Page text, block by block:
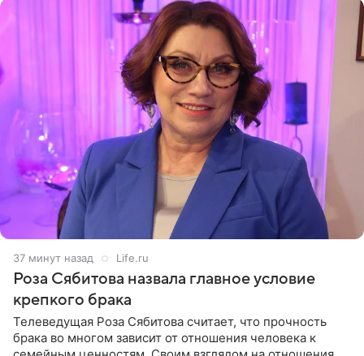
37 минут назад Life.ru
Роза Сябитова назвала главное условие
крепкого брака
Телеведущая Роза Сябитова считает, что прочность
брака во многом зависит от отношения человека к